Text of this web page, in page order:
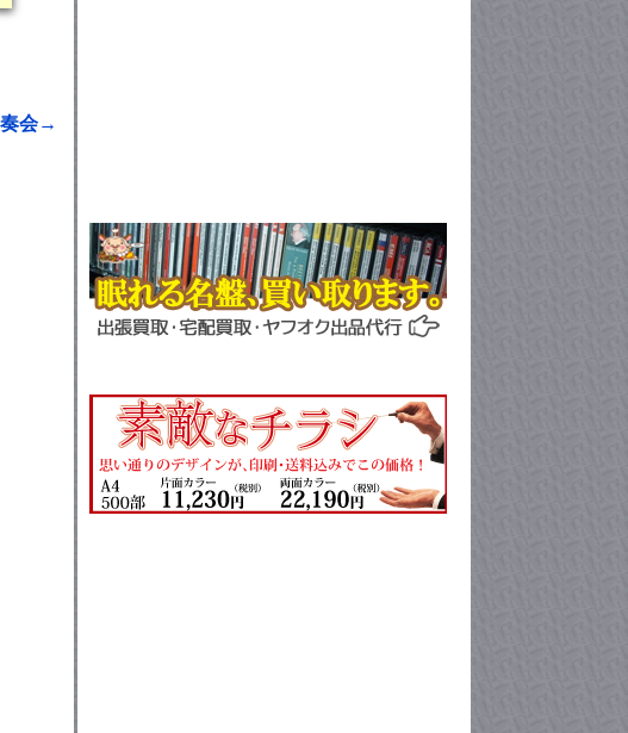
会→